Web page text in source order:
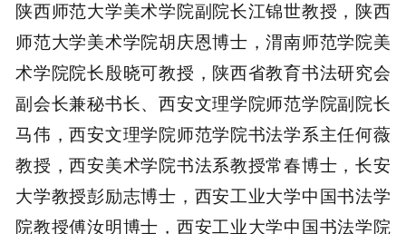
陕西师范大学美术学院副院长江锦世教授，陕西
师范大学美术学院胡庆恩博士，渭南师范学院美
术学院院长殷晓可教授，陕西省教育书法研究会
副会长兼秘书长、西安文理学院师范学院副院长
马伟，西安文理学院师范学院书法学系主任何薇
教授，西安美术学院书法系教授常春博士，长安
大学教授彭励志博士，西安工业大学中国书法学
院教授傅汝明博士，西安工业大学中国书法学院